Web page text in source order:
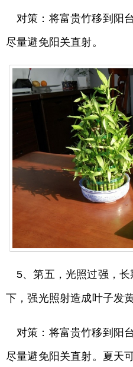
对策：将富贵竹移到阳
尽量避免阳关直射。
5、第五，光照过强，
下，强光照射造成叶子发黄
对策：将富贵竹移到阳
尽量避免阳关直射。夏天